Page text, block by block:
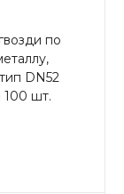
по
DN52
100 шт.